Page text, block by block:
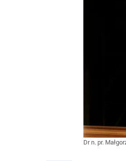
Dr n. pr.